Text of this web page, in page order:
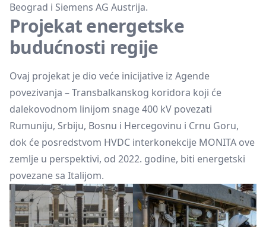
Beograd i Siemens AG Austrija.
Projekat energetske
budućnosti regije
Ovaj projekat je dio veće inicijative iz Agende
povezivanja – Transbalkanskog koridora koji će
dalekovodnom linijom snage 400 kV povezati
Rumuniju, Srbiju, Bosnu i Hercegovinu i Crnu Goru,
dok će posredstvom HVDC interkonekcije MONITA ove
zemlje u perspektivi, od 2022. godine, biti energetski
povezane sa Italijom.